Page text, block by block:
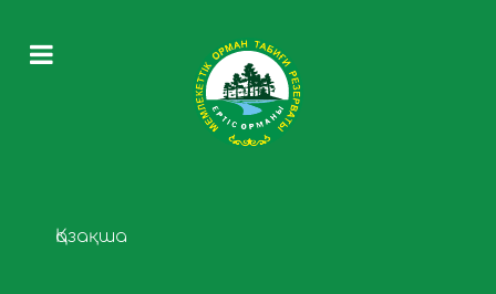
Выберите язык
Қазақша